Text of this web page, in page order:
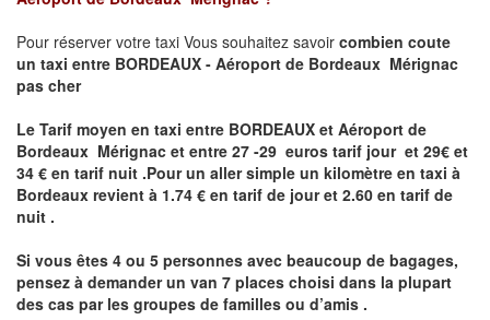
Pour réserver votre taxi Vous souhaitez savoir combien coute
un taxi entre BORDEAUX - Aéroport de Bordeaux Mérignac
pas cher
Le Tarif moyen en taxi entre BORDEAUX et Aéroport de
Bordeaux Mérignac et entre 27 -29 euros tarif jour et 29€ et
34 € en tarif nuit .Pour un aller simple un kilomètre en taxi à
Bordeaux revient à 1.74 € en tarif de jour et 2.60 en tarif de
nuit .
Si vous êtes 4 ou 5 personnes avec beaucoup de bagages,
pensez à demander un van 7 places choisi dans la plupart
des cas par les groupes de familles ou d’amis .